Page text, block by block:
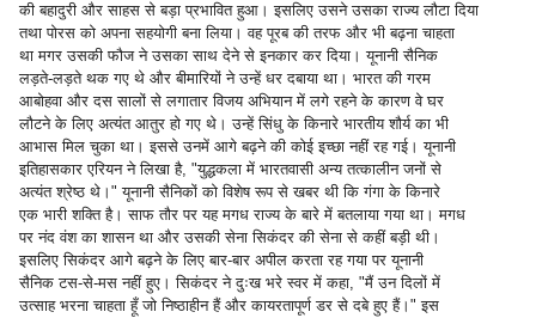
की बहादुरी और साहस से बड़ा प्रभावित हुआ। इसलिए उसने उसका राज्य लौटा दिया
तथा पोरस को अपना सहयोगी बना लिया। वह पूरब की तरफ और भी बढ़ना चाहता
था मगर उसकी फौज ने उसका साथ देने से इनकार कर दिया। यूनानी सैनिक
लड़ते-लड़ते थक गए थे और बीमारियों ने उन्हें धर दबाया था। भारत की गरम
आबोहवा और दस सालों से लगातार विजय अभियान में लगे रहने के कारण वे घर
लौटने के लिए अत्यंत आतुर हो गए थे। उन्हें सिंधु के किनारे भारतीय शौर्य का भी
आभास मिल चुका था। इससे उनमें आगे बढ़ने की कोई इच्छा नहीं रह गई। यूनानी
इतिहासकार एरियन ने लिखा है, "युद्धकला में भारतवासी अन्य तत्कालीन जनों से
अत्यंत श्रेष्ठ थे।" यूनानी सैनिकों को विशेष रूप से खबर थी कि गंगा के किनारे
एक भारी शक्ति है। साफ तौर पर यह मगध राज्य के बारे में बतलाया गया था। मगध
पर नंद वंश का शासन था और उसकी सेना सिकंदर की सेना से कहीं बड़ी थी।
इसलिए सिकंदर आगे बढ़ने के लिए बार-बार अपील करता रह गया पर यूनानी
सैनिक टस-से-मस नहीं हुए। सिकंदर ने दुःख भरे स्वर में कहा, "मैं उन दिलों में
उत्साह भरना चाहता हूँ जो निष्ठाहीन हैं और कायरतापूर्ण डर से दबे हुए हैं।" इस